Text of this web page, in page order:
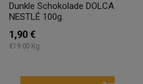
Dunkle Schokolade DOLCA
NESTLÉ 100g.
1,90 €
€19.00 Kg